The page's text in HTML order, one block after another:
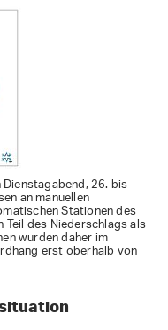
26. bis
an manuellen
Stationen des
Teil des Niederschlags als
wurden daher im
erst oberhalb von